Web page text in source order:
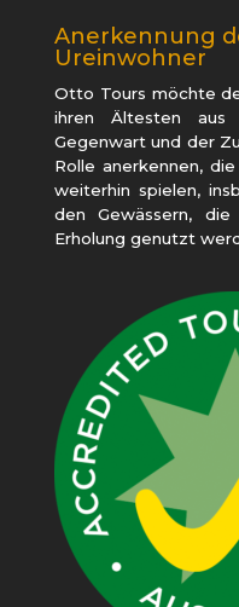
Anerkennung
Ureinwohner
Otto Tours möchte
ihren Ältesten aus
Gegenwart und der
Rolle anerkennen,
weiterhin spielen,
den Gewässern,
Erholung genutzt